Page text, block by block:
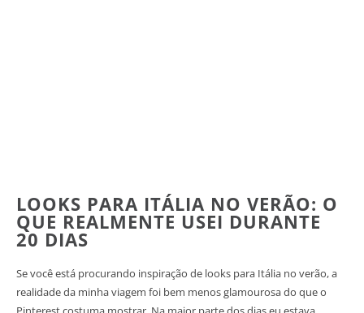
LOOKS PARA ITÁLIA NO VERÃO: O
QUE REALMENTE USEI DURANTE
20 DIAS
Se você está procurando inspiração de looks para Itália no verão, a
realidade da minha viagem foi bem menos glamourosa do que o